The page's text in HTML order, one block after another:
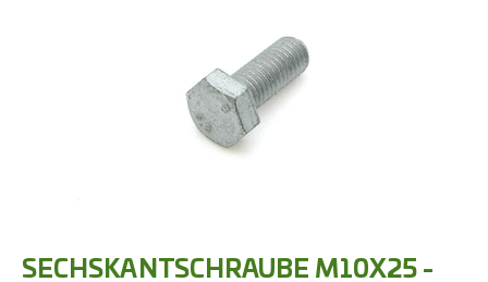
SECHSKANTSCHRAUBE M10X25 -